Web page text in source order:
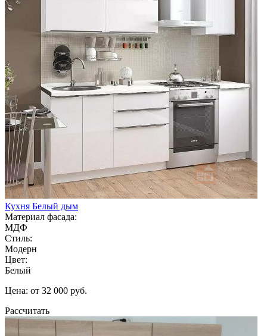
Кухня Белый дым
Материал фасада:
МДФ
Стиль:
Модерн
Цвет:
Белый
Цена: от 32 000 руб.
Рассчитать